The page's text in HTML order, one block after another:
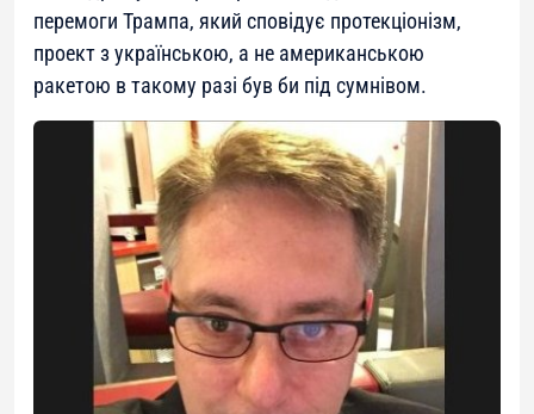
перемоги Трампа, який сповідує протекціонізм,
проект з українською, а не американською
ракетою в такому разі був би під сумнівом.